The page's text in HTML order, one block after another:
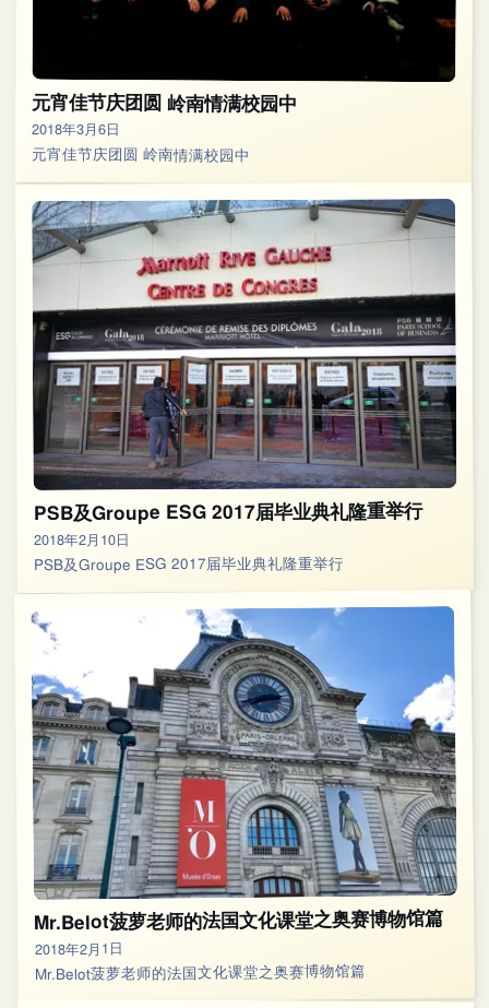
元宵佳节庆团圆 岭南情满校园中
2018年3月6日
元宵佳节庆团圆 岭南情满校园中
PSB及Groupe ESG 2017届毕业典礼隆重举行
2018年2月10日
PSB及Groupe ESG 2017届毕业典礼隆重举行
Mr.Belot菠萝老师的法国文化课堂之奥赛博物馆篇
2018年2月1日
Mr.Belot菠萝老师的法国文化课堂之奥赛博物馆篇